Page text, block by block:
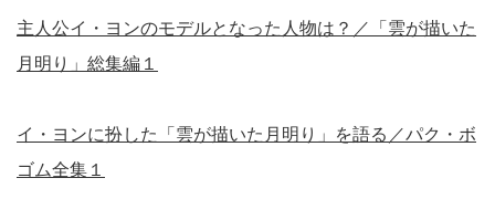
主人公イ・ヨンのモデルとなった人物は？／「雲が描いた
月明り」総集編１
イ・ヨンに扮した「雲が描いた月明り」を語る／パク・ボ
ゴム全集１